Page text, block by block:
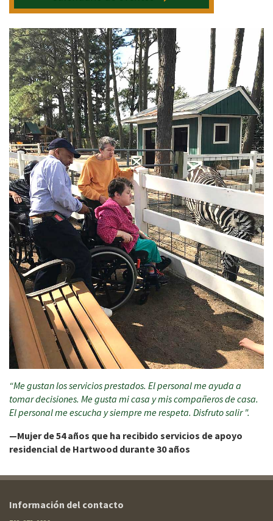
“Me gustan los servicios prestados. El personal me ayuda a
tomar decisiones. Me gusta mi casa y mis compañeros de casa.
El personal me escucha y siempre me respeta. Disfruto salir ".
—Mujer de 54 años que ha recibido servicios de apoyo
residencial de Hartwood durante 30 años
Información del contacto